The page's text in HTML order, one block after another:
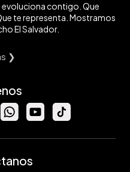
contigo. Que
te representa. Mostramos
El Salvador.
❯